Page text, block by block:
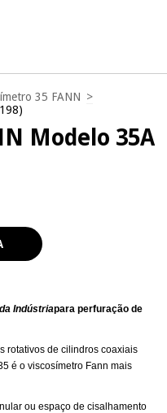
35 FANN >
Modelo 35A
Indústriapara perfuração de
rotativos de cilindros coaxiais
é o viscosímetro Fann mais
ou espaço de cisalhamento